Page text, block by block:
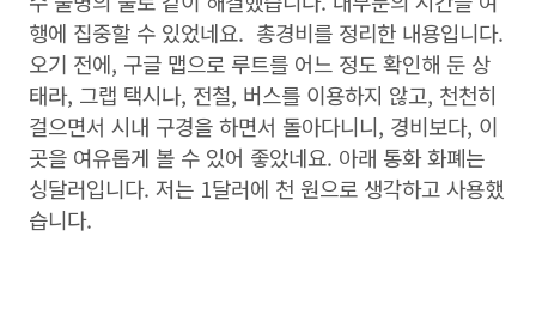
행에 집중할 수 있었네요. 총경비를 정리한 내용입니다.
오기 전에, 구글 맵으로 루트를 어느 정도 확인해 둔 상
태라, 그랩 택시나, 전철, 버스를 이용하지 않고, 천천히
걸으면서 시내 구경을 하면서 돌아다니니, 경비보다, 이
곳을 여유롭게 볼 수 있어 좋았네요. 아래 통화 화폐는
싱달러입니다. 저는 1달러에 천 원으로 생각하고 사용했
습니다.